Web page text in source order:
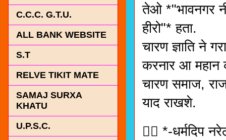
तेओ *"भावनगर
हीरो"* हता.
चारण ज्ञाति ने
करनार आ महान
चारण समाज,
याद राखशे.
✍🏻 *-धर्मदिप
C.C.C. G.T.U.
ALL BANK WEBSITE
S.T
RELVE TIKIT MATE
SAMAJ SURXA
KHATU
U.P.S.C.